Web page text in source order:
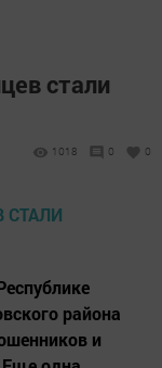
стали
1018 0 0
района
и